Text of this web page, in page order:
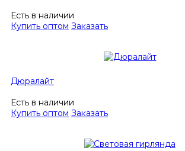
Есть в наличии
Купить оптом Заказать
Дюралайт
Есть в наличии
Купить оптом Заказать